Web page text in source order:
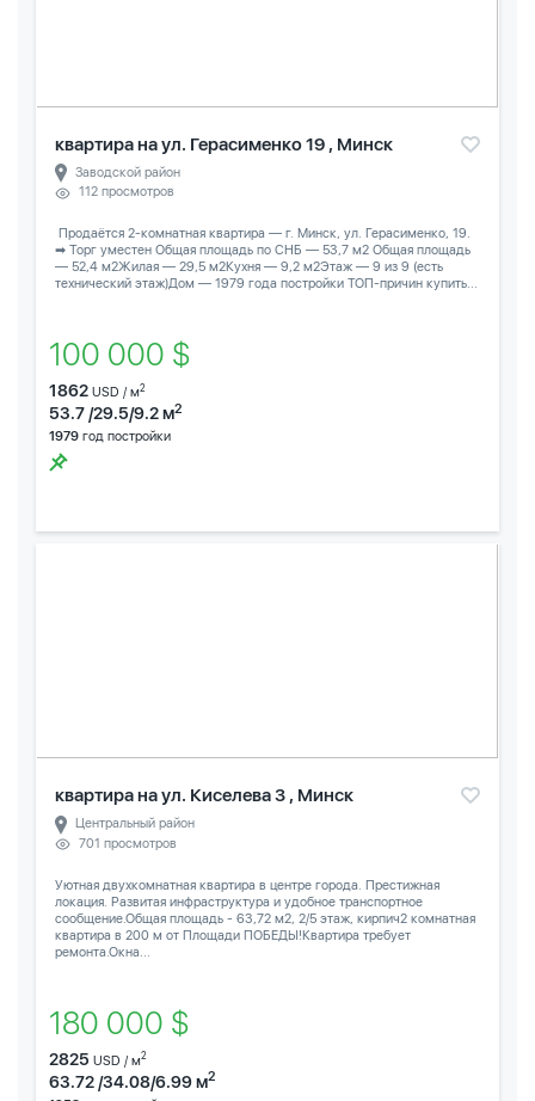
квартира на ул. Герасименко 19 , Минск
Заводской район
112 просмотров
️ Продаётся 2-комнатная квартира — г. Минск, ул. Герасименко, 19.
➡ Торг уместен Общая площадь по СНБ — 53,7 м2 Общая площадь
— 52,4 м2Жилая — 29,5 м2Кухня — 9,2 м2Этаж — 9 из 9 (есть
технический этаж)Дом — 1979 года постройки ТОП-причин купить...
100 000 $
1862 USD / м2
53.7 /29.5/9.2 м2
1979 год постройки
квартира на ул. Киселева 3 , Минск
Центральный район
701 просмотров
Уютная двухкомнатная квартира в центре города. Престижная
локация. Развитая инфраструктура и удобное транспортное
сообщение.Общая площадь - 63,72 м2, 2/5 этаж, кирпич2 комнатная
квартира в 200 м от Площади ПОБЕДЫ!Квартира требует
ремонта.Окна...
180 000 $
2825 USD / м2
63.72 /34.08/6.99 м2